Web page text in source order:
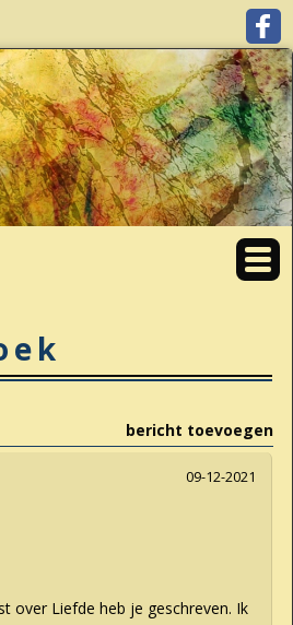
bericht toevoegen
09-12-2021
over Liefde heb je geschreven. Ik